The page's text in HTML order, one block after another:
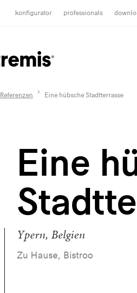
konfigurator professionals
Referenzen Eine hübsche Stadtterrasse
Eine
Ypern, Belgien
Zu Hause, Bistroo